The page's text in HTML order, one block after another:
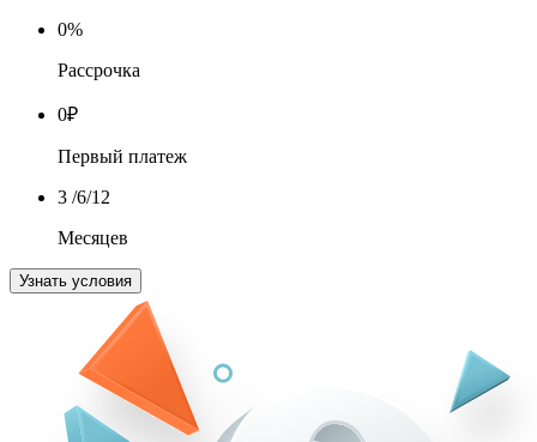
0%
Рассрочка
0₽
Первый платеж
3 /6/12
Месяцев
Узнать условия